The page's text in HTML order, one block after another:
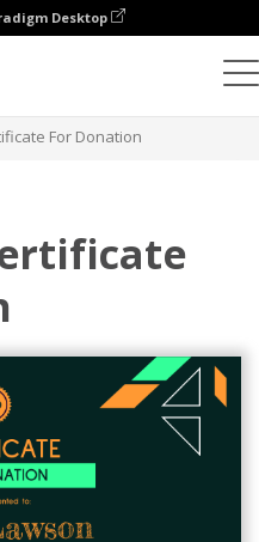
Desktop
For Donation